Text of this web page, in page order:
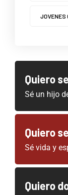
JOVENES
Quiero
Sé un hijo
Quiero
Sé vida y
Quiero